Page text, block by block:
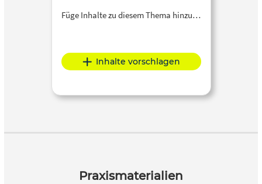
Füge Inhalte zu diesem Thema hinzu…
Inhalte vorschlagen
Praxismaterialien